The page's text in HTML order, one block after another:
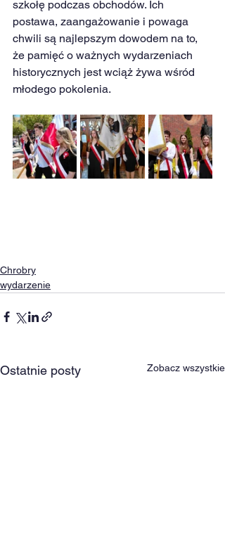
szkołę podczas obchodów. Ich
postawa, zaangażowanie i powaga
chwili są najlepszym dowodem na to,
że pamięć o ważnych wydarzeniach
historycznych jest wciąż żywa wśród
młodego pokolenia.
Chrobry
wydarzenie
Ostatnie posty Zobacz wszystkie